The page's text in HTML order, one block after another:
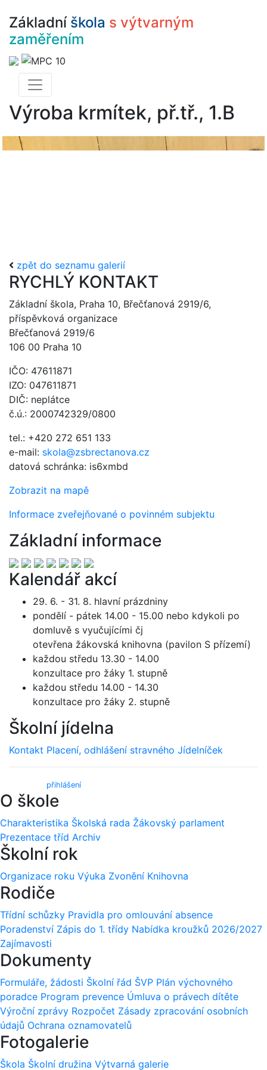
Základní škola s výtvarným
zaměřením
Výroba krmítek, př.tř., 1.B
zpět do seznamu galerií
RYCHLÝ KONTAKT
Základní škola, Praha 10, Břečťanová 2919/6,
příspěvková organizace
Břečťanová 2919/6
106 00 Praha 10
IČO: 47611871
IZO: 047611871
DIČ: neplátce
č.ú.: 2000742329/0800
tel.: +420 272 651 133
e-mail: skola@zsbrectanova.cz
datová schránka: is6xmbd
Zobrazit na mapě
Informace zveřejňované o povinném subjektu
Základní informace
Kalendář akcí
29. 6. - 31. 8. hlavní prázdniny
pondělí - pátek 14.00 - 15.00 nebo kdykoli po
domluvě s vyučujícími čj
otevřena žákovská knihovna (pavilon S přízemí)
každou středu 13.30 - 14.00
konzultace pro žáky 1. stupně
každou středu 14.00 - 14.30
konzultace pro žáky 2. stupně
Školní jídelna
Kontakt Placení, odhlášení stravného Jídelníček
přihlášení)
O škole
Charakteristika Školská rada Žákovský parlament
Prezentace tříd Archiv
Školní rok
Organizace roku Výuka Zvonění Knihovna
Rodiče
Třídní schůzky Pravidla pro omlouvání absence
Poradenství Zápis do 1. třídy Nabídka kroužků 2026/2027
Zajímavosti
Dokumenty
Formuláře, žádosti Školní řád ŠVP Plán výchovného
poradce Program prevence Úmluva o právech dítěte
Výroční zprávy Rozpočet Zásady zpracování osobních
údajů Ochrana oznamovatelů
Fotogalerie
Škola Školní družina Výtvarná galerie